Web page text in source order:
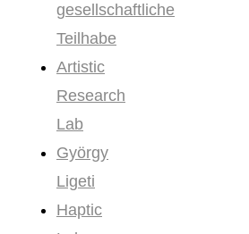
gesellschaftliche
Teilhabe
Artistic
Research
Lab
György
Ligeti
Haptic